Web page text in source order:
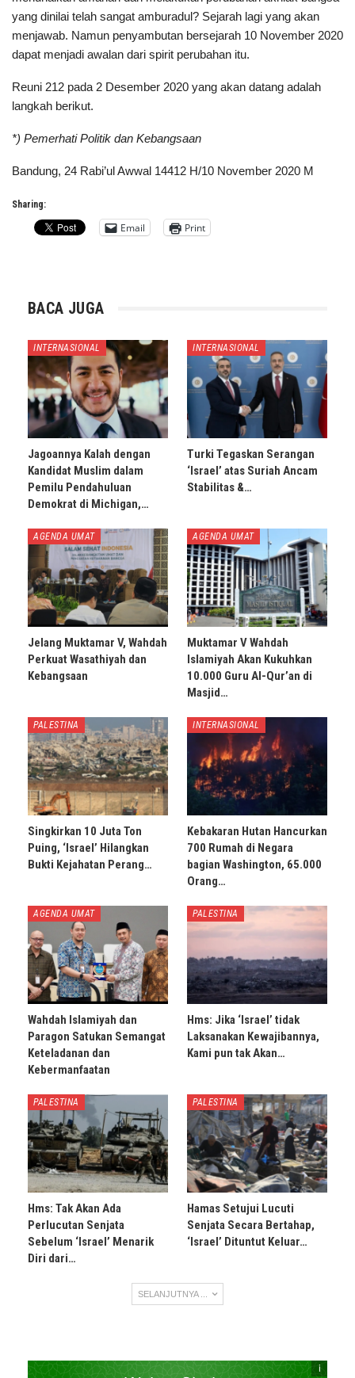
yang dinilai telah sangat amburadul? Sejarah lagi yang akan
menjawab. Namun penyambutan bersejarah 10 November 2020
dapat menjadi awalan dari spirit perubahan itu.
Reuni 212 pada 2 Desember 2020 yang akan datang adalah
langkah berikut.
*) Pemerhati Politik dan Kebangsaan
Bandung, 24 Rabi’ul Awwal 14412 H/10 November 2020 M
Sharing:
Email Print
BACA JUGA
INTERNASIONAL
Jagoannya Kalah dengan
Kandidat Muslim dalam
Pemilu Pendahuluan
Demokrat di Michigan,…
INTERNASIONAL
Turki Tegaskan Serangan
‘Israel’ atas Suriah Ancam
Stabilitas &…
AGENDA UMAT
Jelang Muktamar V, Wahdah
Perkuat Wasathiyah dan
Kebangsaan
AGENDA UMAT
Muktamar V Wahdah
Islamiyah Akan Kukuhkan
10.000 Guru Al-Qur’an di
Masjid…
PALESTINA
Singkirkan 10 Juta Ton
Puing, ‘Israel’ Hilangkan
Bukti Kejahatan Perang…
INTERNASIONAL
Kebakaran Hutan Hancurkan
700 Rumah di Negara
bagian Washington, 65.000
Orang…
AGENDA UMAT
Wahdah Islamiyah dan
Paragon Satukan Semangat
Keteladanan dan
Kebermanfaatan
PALESTINA
Hms: Jika ‘Israel’ tidak
Laksanakan Kewajibannya,
Kami pun tak Akan…
PALESTINA
Hms: Tak Akan Ada
Perlucutan Senjata
Sebelum ‘Israel’ Menarik
Diri dari…
PALESTINA
Hamas Setujui Lucuti
Senjata Secara Bertahap,
‘Israel’ Dituntut Keluar…
SELANJUTNYA ...